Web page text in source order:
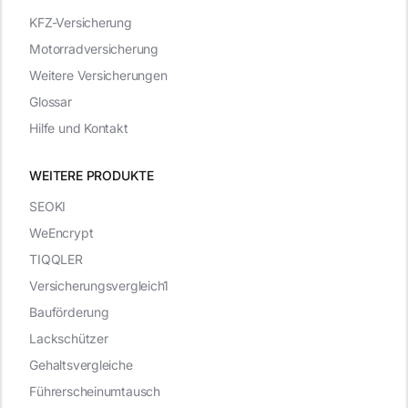
WEITERE PRODUKTE
KFZ-Versicherung
Motorradversicherung
Weitere Versicherungen
Glossar
Hilfe und Kontakt
SEOKI
WeEncrypt
TIQQLER
Versicherungsvergleich1
Bauförderung
Lackschützer
Gehaltsvergleiche
Führerscheinumtausch